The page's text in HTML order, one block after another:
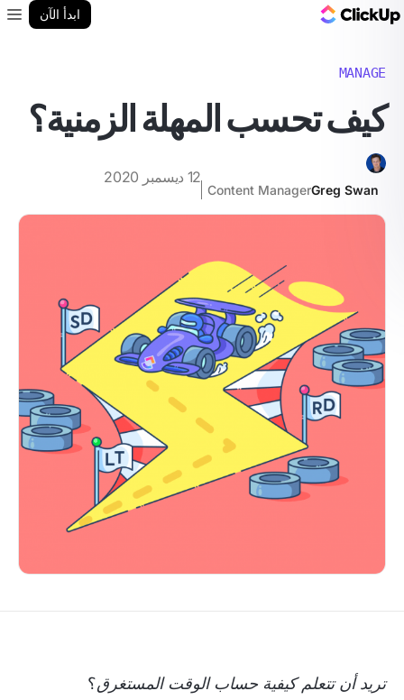
ابدأ الآن
MANAGE
كيف تحسب المهلة الزمنية؟
Greg Swan
Content Manager
12 ديسمبر 2020
تريد أن تتعلم كيفية حساب الوقت المستغرق؟